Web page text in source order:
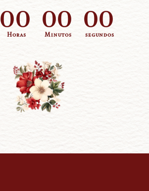
00
Horas 00
Minutos 00
segundos